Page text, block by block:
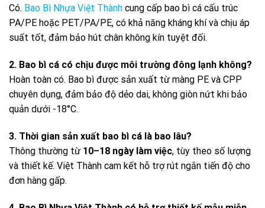
Có. Bao Bì Nhựa Việt Thành cung cấp bao bì cá cấu trúc
PA/PE hoặc PET/PA/PE, có khả năng kháng khí và chịu áp
suất tốt, đảm bảo hút chân không kín tuyệt đối.
2. Bao bì cá có chịu được môi trường đông lạnh không?
Hoàn toàn có. Bao bì được sản xuất từ màng PE và CPP
chuyên dụng, đảm bảo độ dẻo dai, không giòn nứt khi bảo
quản dưới -18°C.
3. Thời gian sản xuất bao bì cá là bao lâu?
Thông thường từ 10–18 ngày làm việc, tùy theo số lượng
và thiết kế. Việt Thành cam kết hỗ trợ rút ngắn tiến độ cho
đơn hàng gấp.